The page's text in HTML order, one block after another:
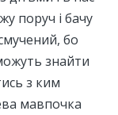
поруч і бачу
бо
знайти
з ким
мавпочка